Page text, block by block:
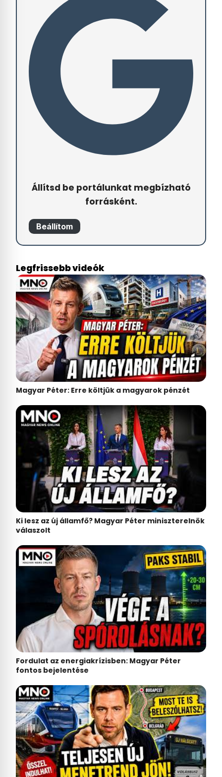
Állítsd be portálunkat megbízható
forrásként.
Beállítom
Legfrissebb videók
Magyar Péter: Erre költjük a magyarok pénzét
Ki lesz az új államfő? Magyar Péter miniszterelnök
válaszolt
Fordulat az energiakrízisben: Magyar Péter
fontos bejelentése